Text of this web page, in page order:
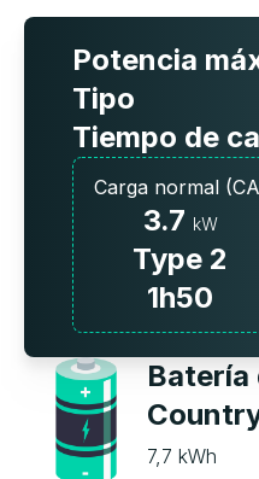
Potencia
Tipo
Tiempo de
Carga normal
3.7 kW
Type 2
1h50
Batería
7,7 kWh